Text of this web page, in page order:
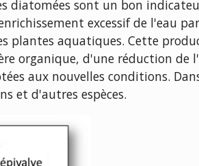
diatomées sont un bon
excessif de l'eau
plantes aquatiques. Cette
organique, d'une réduction de
aux nouvelles conditions.
et d'autres espèces.